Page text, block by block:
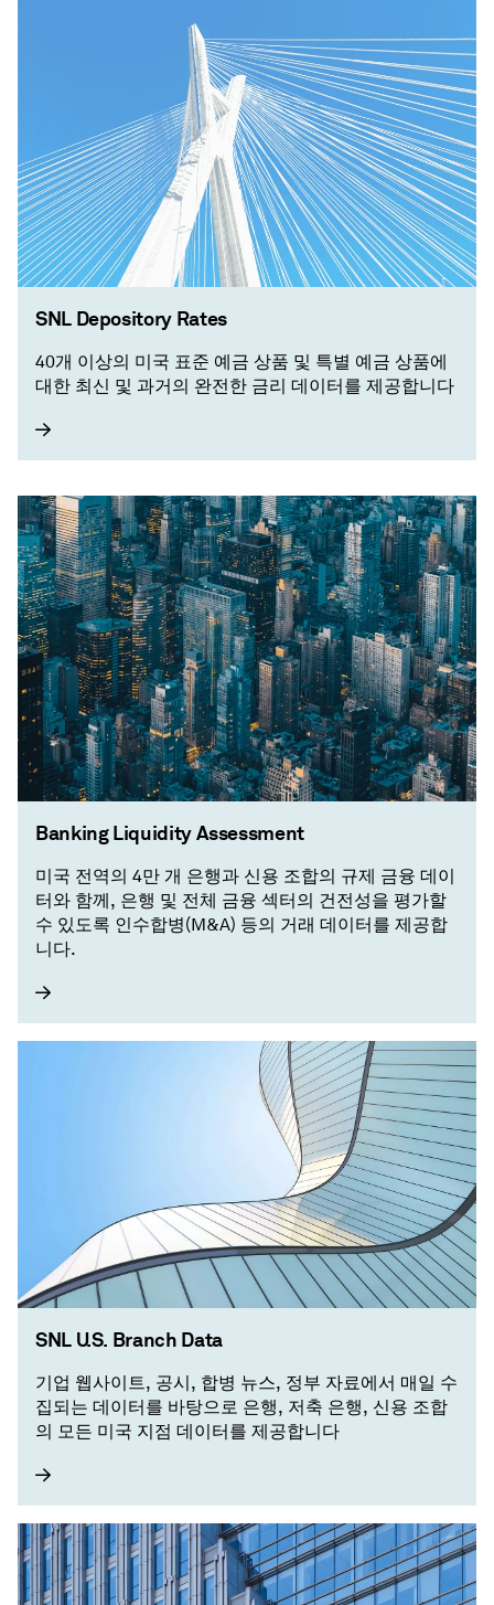
SNL Depository Rates
40개 이상의 미국 표준 예금 상품 및 특별 예금 상품에
대한 최신 및 과거의 완전한 금리 데이터를 제공합니다
Banking Liquidity Assessment
미국 전역의 4만 개 은행과 신용 조합의 규제 금융 데이
터와 함께, 은행 및 전체 금융 섹터의 건전성을 평가할
수 있도록 인수합병(M&A) 등의 거래 데이터를 제공합
니다.
SNL U.S. Branch Data
기업 웹사이트, 공시, 합병 뉴스, 정부 자료에서 매일 수
집되는 데이터를 바탕으로 은행, 저축 은행, 신용 조합
의 모든 미국 지점 데이터를 제공합니다